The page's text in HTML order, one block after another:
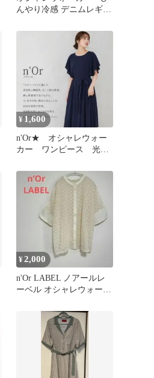
んやり冷感 デニムレギパ
¥ 1,600
n'Or★ オシャレウォー
カー ワンピース 光
ー ゆったり
¥2,000
n'Or LABEL ノアールレ
ーベル オシャレウォーカ